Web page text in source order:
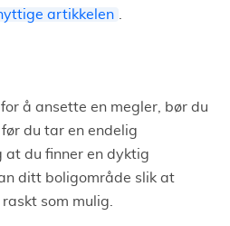
artikkelen
å ansette en megler, bør du
du tar en endelig
at du finner en dyktig
ditt boligområde slik at
som mulig.